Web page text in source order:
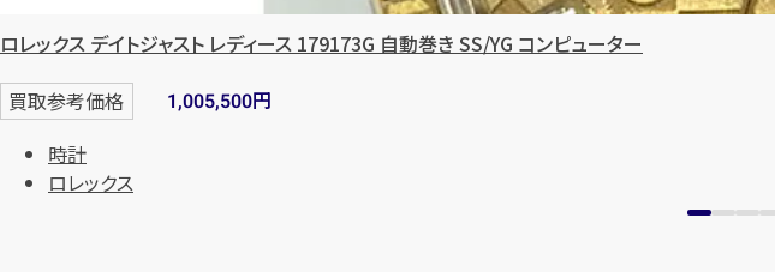
ロレックス デイトジャスト レディース 179173G 自動巻き SS/YG コンピューター
買取参考価格 1,005,500円
時計
ロレックス